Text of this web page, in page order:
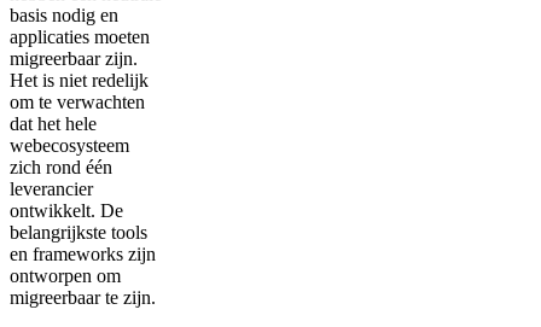
basis nodig en
applicaties moeten
migreerbaar zijn.
Het is niet redelijk
om te verwachten
dat het hele
webecosysteem
zich rond één
leverancier
ontwikkelt. De
belangrijkste tools
en frameworks zijn
ontworpen om
migreerbaar te zijn.